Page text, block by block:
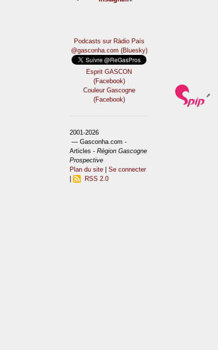
Podcasts sur Ràdio País
@gasconha.com (Bluesky)
Esprit GASCON
(Facebook)
Couleur Gascogne
(Facebook)
2001-2026
— Gasconha.com -
Articles -Région Gascogne
Prospective
Plan du site |Se connecter
RSS 2.0